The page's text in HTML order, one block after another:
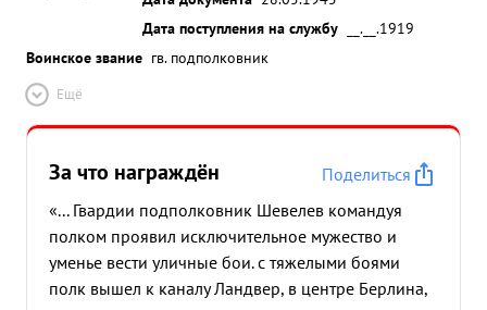
Дата поступления на службу
__.__.1919
Воинское звание гв. подполковник
Ещё
За что награждён
Поделиться
«... Гвардии подполковник Шевелев командуя
полком проявил исключительное мужество и
уменье вести уличные бои. с тяжелыми боями
полк вышел к каналу Ландвер, в центре Берлина,